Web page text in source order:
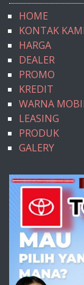
HOME
KONTAK KAMI
HARGA
DEALER
PROMO
KREDIT
WARNA
LEASING
PRODUK
GALERY